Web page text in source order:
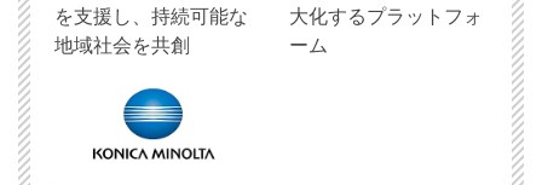
を支援し、持続可能な
地域社会を共創
大化するプラットフォ
ーム